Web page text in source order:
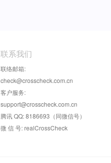
联系我们
联络邮箱:
check@crosscheck.com.cn
客户服务:
support@crosscheck.com.cn
腾讯 QQ: 8186693（同微信号）
微 信 号: realCrossCheck